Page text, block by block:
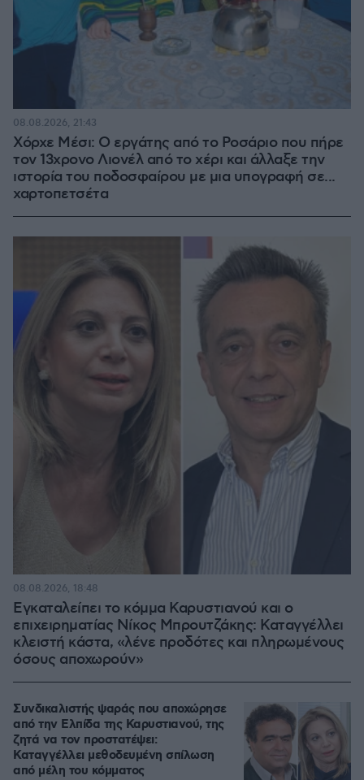
Χόρχε Μέσι: Ο εργάτης από το Ροσάριο που πήρε
τον 13χρονο Λιονέλ από το χέρι και άλλαξε την
ιστορία του ποδοσφαίρου με μια υπογραφή σε...
χαρτοπετσέτα
08.08.2026, 21:43
Εγκαταλείπει το κόμμα Καρυστιανού και ο
επιχειρηματίας Νίκος Μπρουτζάκης: Καταγγέλλει
κλειστή κάστα, «λένε προδότες και πληρωμένους
όσους αποχωρούν»
08.08.2026, 18:48
Συνδικαλιστής ψαράς που αποχώρησε
από την Ελπίδα της Καρυστιανού, της
ζητά να τον προστατέψει:
Καταγγέλλει μεθοδευμένη σπίλωση
από μέλη του κόμματος